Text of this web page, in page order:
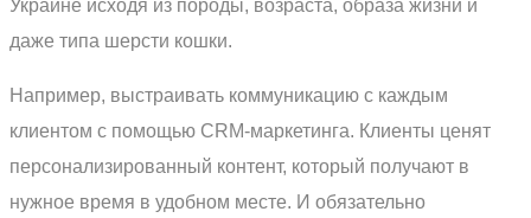
Украине исходя из породы, возраста, образа жизни и
даже типа шерсти кошки.
Например, выстраивать коммуникацию с каждым
клиентом с помощью CRM-маркетинга. Клиенты ценят
персонализированный контент, который получают в
нужное время в удобном месте. И обязательно